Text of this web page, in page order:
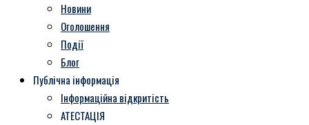
Новини
Оголошення
Події
Блог
Публічна інформація
Інформаційна відкритість
АТЕСТАЦІЯ